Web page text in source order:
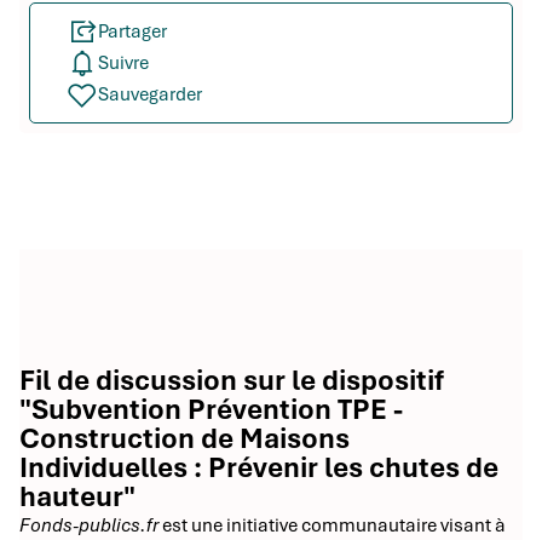
Partager
Suivre
Sauvegarder
Fil de discussion sur le dispositif
"Subvention Prévention TPE -
Construction de Maisons
Individuelles : Prévenir les chutes de
hauteur"
Fonds-publics.frest une initiative communautaire visant à